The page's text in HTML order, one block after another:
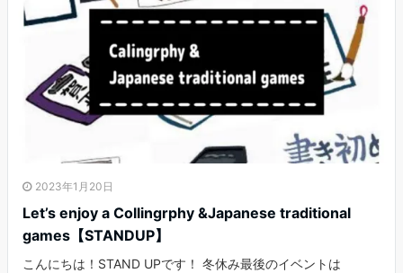
2023年1月20日
Let’s enjoy a Collingrphy &Japanese traditional
games【STANDUP】
こんにちは！STAND UPです！ 冬休み最後のイベントは